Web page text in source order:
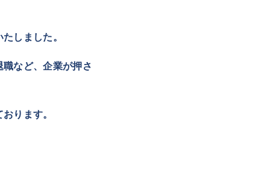
しました。
など、企業が押さ
ります。